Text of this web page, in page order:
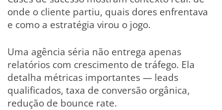
onde o cliente partiu, quais dores enfrentava
e como a estratégia virou o jogo.
Uma agência séria não entrega apenas
relatórios com crescimento de tráfego. Ela
detalha métricas importantes — leads
qualificados, taxa de conversão orgânica,
redução de bounce rate.